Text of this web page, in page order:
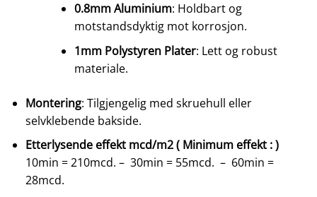
0.8mm Aluminium: Holdbart og
motstandsdyktig mot korrosjon.
1mm Polystyren Plater: Lett og robust
materiale.
Montering: Tilgjengelig med skruehull eller
selvklebende bakside.
Etterlysende effekt mcd/m2 ( Minimum effekt : )
10min = 210mcd. – 30min = 55mcd. – 60min =
28mcd.